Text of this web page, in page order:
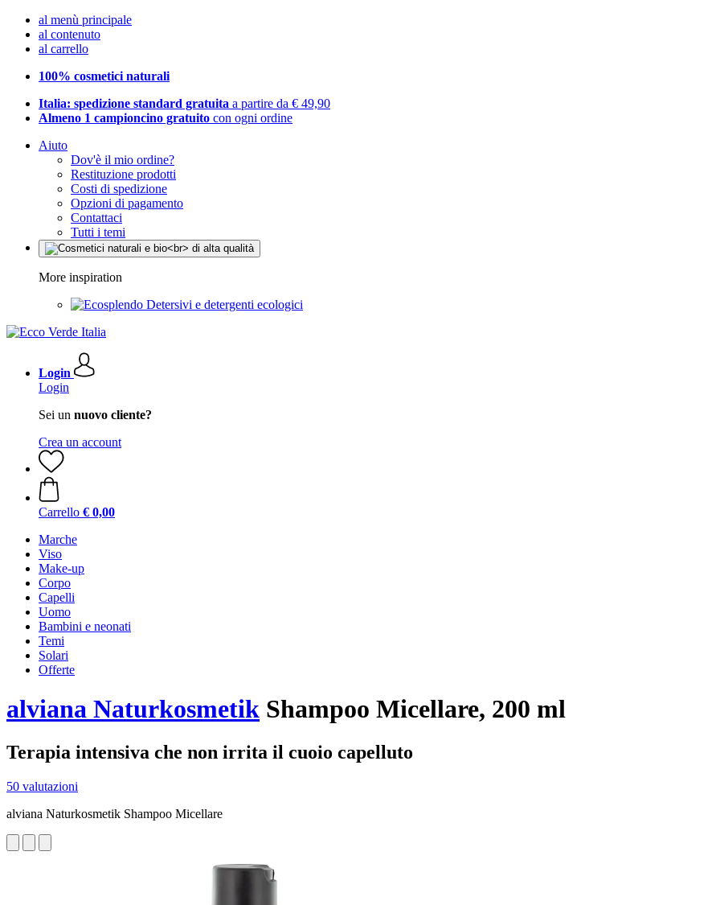
al menù principale
al contenuto
al carrello
100% cosmetici naturali
Italia: spedizione standard gratuita a partire da € 49,90
Almeno 1 campioncino gratuito con ogni ordine
Aiuto
Dov'è il mio ordine?
Restituzione prodotti
Costi di spedizione
Opzioni di pagamento
Contattaci
Tutti i temi
More inspiration
Detersivi e detergenti ecologici
Login
Login
Sei un nuovo cliente?
Crea un account
Carrello € 0,00
Marche
Viso
Make-up
Corpo
Capelli
Uomo
Bambini e neonati
Temi
Solari
Offerte
alviana Naturkosmetik Shampoo Micellare, 200 ml
Terapia intensiva che non irrita il cuoio capelluto
50 valutazioni
alviana Naturkosmetik Shampoo Micellare